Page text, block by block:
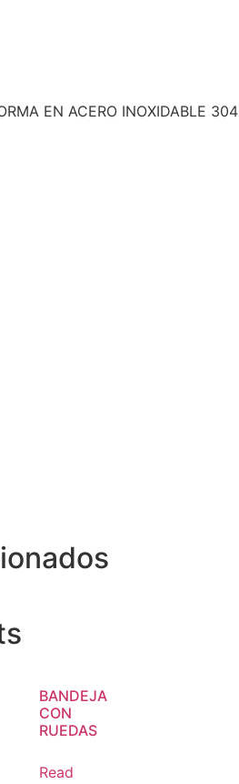
EN ACERO INOXIDABLE 304
BANDEJA
CON
RUEDAS
Read